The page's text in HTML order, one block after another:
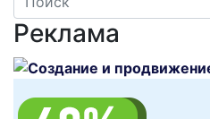
Реклама